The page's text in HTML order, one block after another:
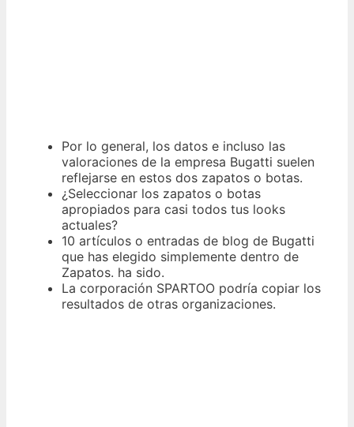
Por lo general, los datos e incluso las
valoraciones de la empresa Bugatti suelen
reflejarse en estos dos zapatos o botas.
¿Seleccionar los zapatos o botas
apropiados para casi todos tus looks
actuales?
10 artículos o entradas de blog de Bugatti
que has elegido simplemente dentro de
Zapatos. ha sido.
La corporación SPARTOO podría copiar los
resultados de otras organizaciones.